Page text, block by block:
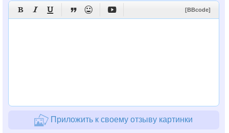
      [BBcode]
Приложить к своему отзыву картинки